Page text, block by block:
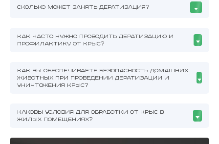
СКОЛЬКО МОЖЕТ ЗАНЯТЬ ДЕРАТИЗАЦИЯ?
КАК ЧАСТО НУЖНО ПРОВОДИТЬ ДЕРАТИЗАЦИЮ И
ПРОФИЛАКТИКУ ОТ КРЫС?
КАК ВЫ ОБЕСПЕЧИВАЕТЕ БЕЗОПАСНОСТЬ ДОМАШНИХ
ЖИВОТНЫХ ПРИ ПРОВЕДЕНИИ ДЕРАТИЗАЦИИ И
УНИЧТОЖЕНИЯ КРЫС?
КАКОВЫ УСЛОВИЯ ДЛЯ ОБРАБОТКИ ОТ КРЫС В
ЖИЛЫХ ПОМЕЩЕНИЯХ?